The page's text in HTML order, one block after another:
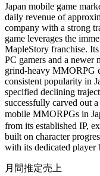
Japan mobile game
daily revenue of
company with a strong
game leverages the
MapleStory franchise.
PC gamers and a newer
grind-heavy MMORPG
consistent popularity in
specified declining
successfully carved out
mobile MMORPGs in
from its established IP,
built on character
with its dedicated player
月間推定売上